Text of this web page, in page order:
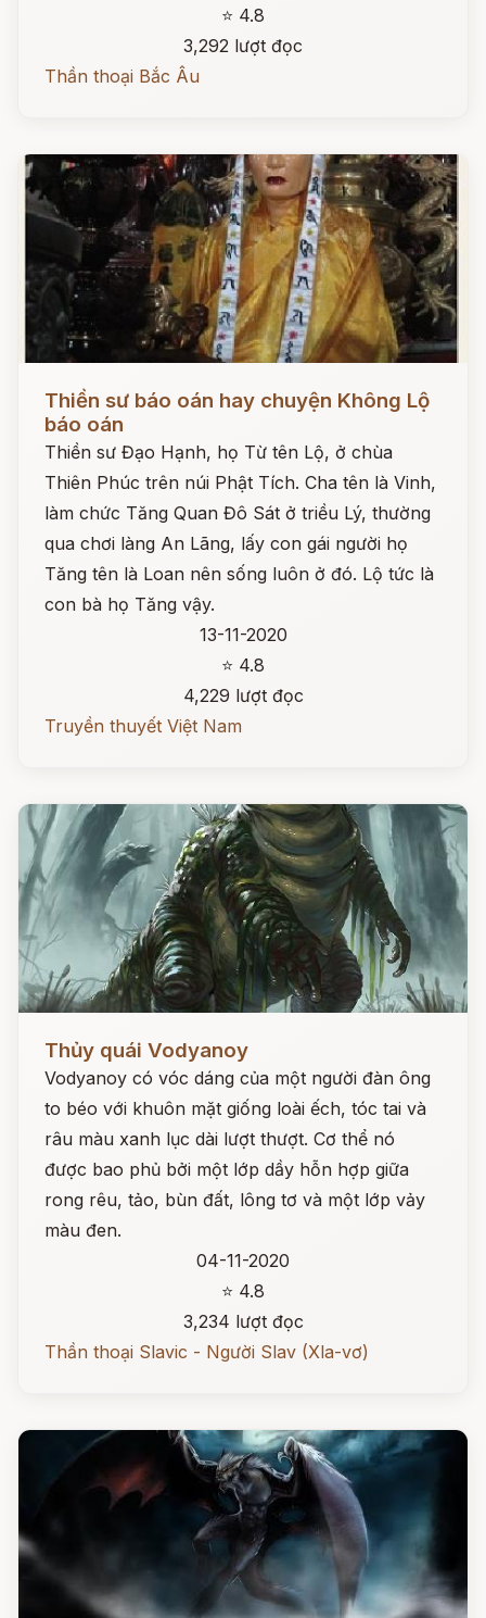
⭐ 4.8
3,292 lượt đọc
Thần thoại Bắc Âu
Đọc ngay
Thiền sư báo oán hay chuyện Không Lộ
báo oán
Thiền sư Đạo Hạnh, họ Từ tên Lộ, ở chùa
Thiên Phúc trên núi Phật Tích. Cha tên là Vinh,
làm chức Tăng Quan Đô Sát ở triều Lý, thường
qua chơi làng An Lãng, lấy con gái người họ
Tăng tên là Loan nên sống luôn ở đó. Lộ tức là
con bà họ Tăng vậy.
13-11-2020
⭐ 4.8
4,229 lượt đọc
Truyền thuyết Việt Nam
Thủy quái Vodyanoy
Vodyanoy có vóc dáng của một người đàn ông
to béo với khuôn mặt giống loài ếch, tóc tai và
râu màu xanh lục dài lượt thượt. Cơ thể nó
được bao phủ bởi một lớp dầy hỗn hợp giữa
rong rêu, tảo, bùn đất, lông tơ và một lớp vảy
màu đen.
04-11-2020
⭐ 4.8
3,234 lượt đọc
Thần thoại Slavic - Người Slav (Xla-vơ)